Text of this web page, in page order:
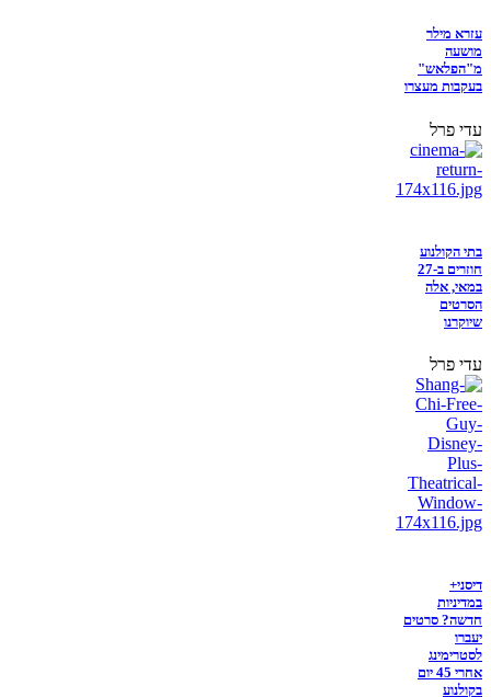
עזרא מילר
מושעה
מ"הפלאש"
בעקבות מעצרו
עדי פרל
בתי הקולנוע
חוזרים ב-27
במאי, אלה
הסרטים
שיוקרנו
עדי פרל
דיסני+
במדיניות
חדשה? סרטים
יעברו
לסטרימינג
אחרי 45 יום
בקולנוע